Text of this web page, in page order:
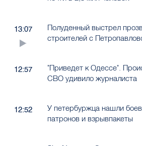
13:07
Полуденный выстрел
строителей с
12:57
"Приведет к Одессе".
СВО удивило журналиста
12:52
У петербуржца нашли
патронов и взрывпакеты